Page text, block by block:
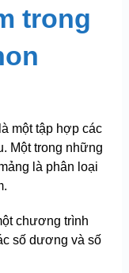
trong
một tập hợp các
Một trong những
là phân loại
chương trình
số dương và số